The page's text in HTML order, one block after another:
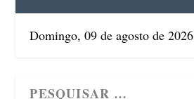
Domingo, 09 de agosto de 2026